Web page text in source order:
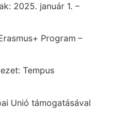
2025. január 1. –
Program –
Tempus
Unió támogatásával